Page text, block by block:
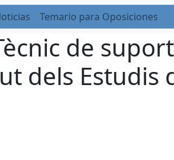
Temario para Oposiciones
de
dels Estudis